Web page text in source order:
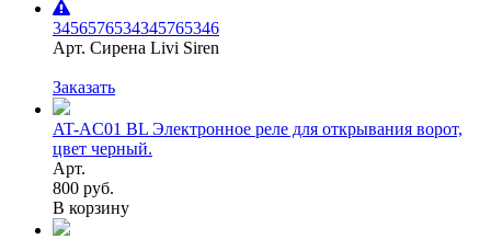
3456576534345765346
Арт. Сирена Livi Siren
Заказать
AT-AC01 BL Электронное реле для открывания ворот,
цвет черный.
Арт.
800 руб.
В корзину